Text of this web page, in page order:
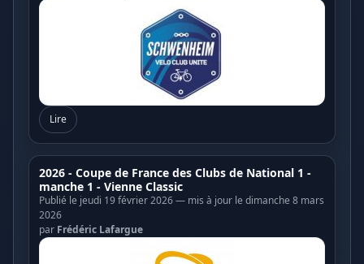
Lire
2026 - Coupe de France des Clubs de National 1 -
manche 1 - Vienne Classic
Publié le jeudi 19 février 2026 — mis à jour le dimanche 8 mars
2026
par Frédéric Lafargue